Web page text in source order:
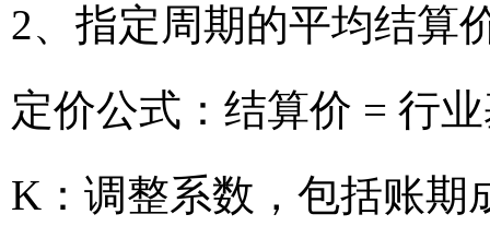
2、指定周期的平均结算
定价公式：结算价 = 行
K：调整系数，包括账期